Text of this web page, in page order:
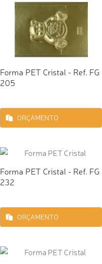
Forma PET Cristal - Ref. FG
205
ORÇAMENTO
Forma PET Cristal - Ref. FG
232
ORÇAMENTO